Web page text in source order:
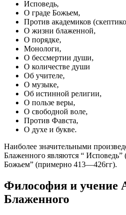
Исповедь,
О граде Божьем,
Против академиков
О жизни блаженной,
О порядке,
Монологи,
О бессмертии души,
О количестве души
Об учителе,
О музыке,
Об истинной религии,
О пользе веры,
О свободной воле,
Против Фавста,
О духе и букве.
Наиболее значительными
Блаженного являются “ Исповедь”
Божьем” (примерно 413—426гг).
Философия и учение
Блаженного